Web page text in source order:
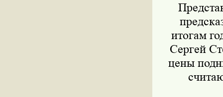
итогам
Сергей
цены